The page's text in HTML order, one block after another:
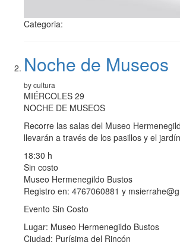
Categoria:
Noche de Museos
by cultura
MIÉRCOLES 29
NOCHE DE MUSEOS
Recorre las salas del Museo
llevarán a través de los pasillos y el
18:30 h
Sin costo
Museo Hermenegildo Bustos
Registro en: 4767060881 y
Evento Sin Costo
Lugar: Museo Hermenegildo Bustos
Ciudad: Purísima del Rincón